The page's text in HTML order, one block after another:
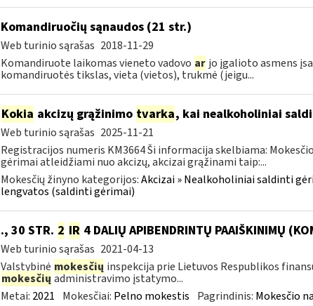
Komandiruočių sąnaudos (21 str.)
Web turinio sąrašas 2018-11-29
Komandiruote laikomas vieneto vadovo ar jo įgalioto asmens
komandiruotės tikslas, vieta (vietos), trukmė (jeigu...
Kokia akcizų grąžinimo tvarka, kai nealkoholiniai
Web turinio sąrašas 2025-11-21
Registracijos numeris KM3664 Ši informacija skelbiama:
gėrimai atleidžiami nuo akcizų, akcizai grąžinami taip:...
Mokesčių žinyno kategorijos:Akcizai » Nealkoholiniai saldinti
lengvatos (saldinti gėrimai)
., 30 STR. 2 IR 4 DALIŲ APIBENDRINTŲ PAAIŠKINIMŲ
Web turinio sąrašas 2021-04-13
Valstybinė mokesčių inspekcija prie Lietuvos Respublikos
mokesčių administravimo įstatymo...
Metai: 2021 Mokesčiai: Pelno mokestis Pagrindinis: Mokesčio